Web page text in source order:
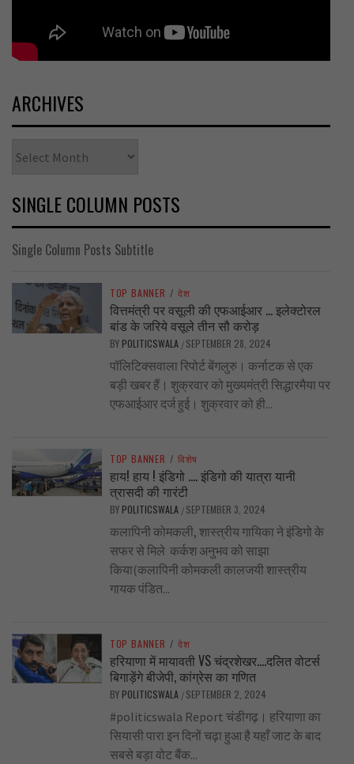
ARCHIVES
SINGLE COLUMN POSTS
Single Column Posts Subtitle
TOP BANNER / देश
वित्तमंत्री पर वसूली की एफआईआर … इलेक्टोरल
बांड के जरिये वसूले तीन सौ करोड़
BY POLITICSWALA / SEPTEMBER 28, 2024
पॉलिटिक्सवाला रिपोर्ट बेंगलुरु। कर्नाटक से एक
बड़ी खबर हैं। शुक्रवार को मुख्यमंत्री सिद्धारमैया पर
एफआईआर दर्ज हुई। शुक्रवार को ही...
TOP BANNER / विशेष
हाय! हाय ! इंडिगो …. इंडिगो की यात्रा यानी
त्रासदी की गारंटी
BY POLITICSWALA / SEPTEMBER 3, 2024
कलापिनी कोमकली, शास्त्रीय गायिका ने इंडिगो के
सफर से मिले कर्कश अनुभव को साझा
किया(कलापिनी कोमकली कालजयी शास्त्रीय
गायक पंडित...
TOP BANNER / देश
हरियाणा में मायावती VS चंद्रशेखर….दलित वोटर्स
बिगाड़ेंगे बीजेपी, कांग्रेस का गणित
BY POLITICSWALA / SEPTEMBER 2, 2024
#politicswala Report चंडीगढ़। हरियाणा का
सियासी पारा इन दिनों चढ़ा हुआ है यहाँ जाट के बाद
सबसे बड़ा वोट बैंक...